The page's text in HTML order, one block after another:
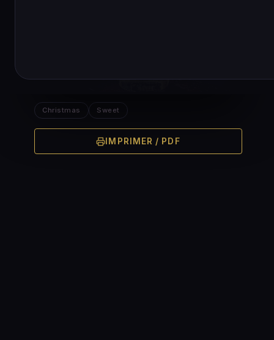
Christmas Sweet
IMPRIMER / PDF